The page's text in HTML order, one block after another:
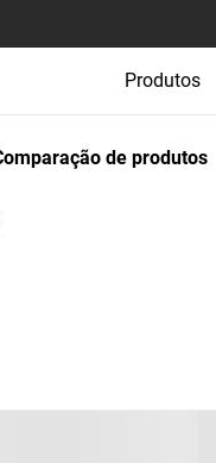
Produtos
de produtos